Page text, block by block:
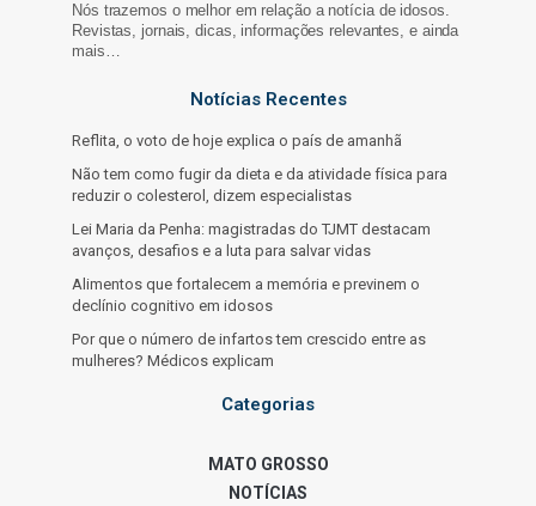
Nós trazemos o melhor em relação a notícia de idosos.
Revistas, jornais, dicas, informações relevantes, e ainda
mais…
Notícias Recentes
Reflita, o voto de hoje explica o país de amanhã
Não tem como fugir da dieta e da atividade física para
reduzir o colesterol, dizem especialistas
Lei Maria da Penha: magistradas do TJMT destacam
avanços, desafios e a luta para salvar vidas
Alimentos que fortalecem a memória e previnem o
declínio cognitivo em idosos
Por que o número de infartos tem crescido entre as
mulheres? Médicos explicam
Categorias
MATO GROSSO
NOTÍCIAS